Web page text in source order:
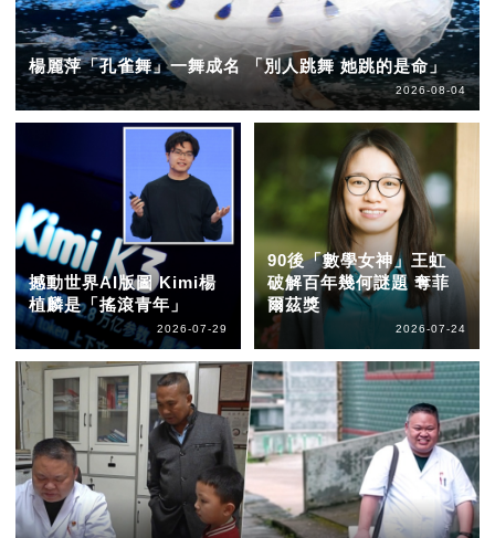
楊麗萍「孔雀舞」一舞成名 「別人跳舞 她跳的是命」
2026-08-04
撼動世界AI版圖 Kimi楊
植麟是「搖滾青年」
2026-07-29
90後「數學女神」王虹
破解百年幾何謎題 奪菲
爾茲獎
2026-07-24